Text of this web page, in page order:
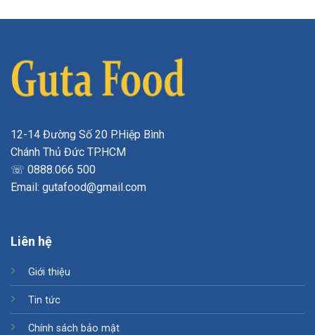
12-14 Đường Số 20 P.Hiệp Bình
Chánh Thủ Đức TP.HCM
☏ 0888.066 500
Email: gutafood@gmail.com
Liên hệ
Giới thiệu
Tin tức
Chính sách bảo mật